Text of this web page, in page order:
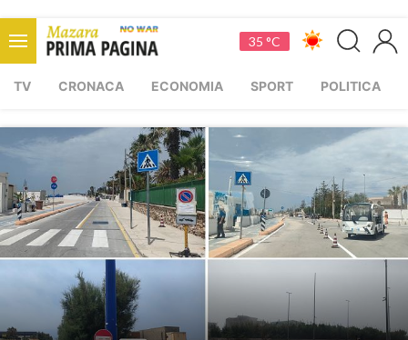
35 °C
TV CRONACA ECONOMIA SPORT POLITICA